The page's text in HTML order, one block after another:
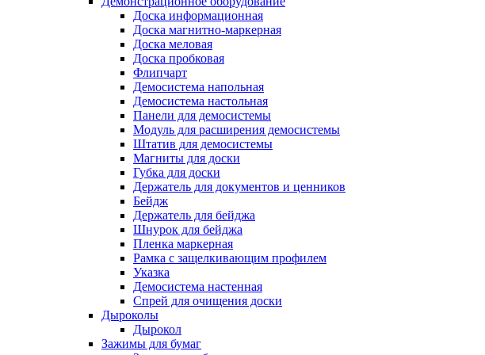
Доска информационная
Доска магнитно-маркерная
Доска меловая
Доска пробковая
Флипчарт
Демосистема напольная
Демосистема настольная
Панели для демосистемы
Модуль для расширения демосистемы
Штатив для демосистемы
Магниты для доски
Губка для доски
Держатель для документов и ценников
Бейдж
Держатель для бейджа
Шнурок для бейджа
Пленка маркерная
Рамка с защелкивающим профилем
Указка
Демосистема настенная
Спрей для очищения доски
Дыроколы
Дырокол
Зажимы для бумаг